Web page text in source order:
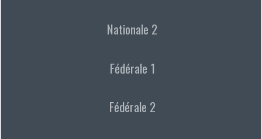
Nationale 2
Fédérale 1
Fédérale 2